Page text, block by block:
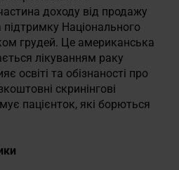
доходу від продажу
Національного
грудей. Це американська
лікуванням раку
освіті та обізнаності про
скринінгові
пацієнток, які борються